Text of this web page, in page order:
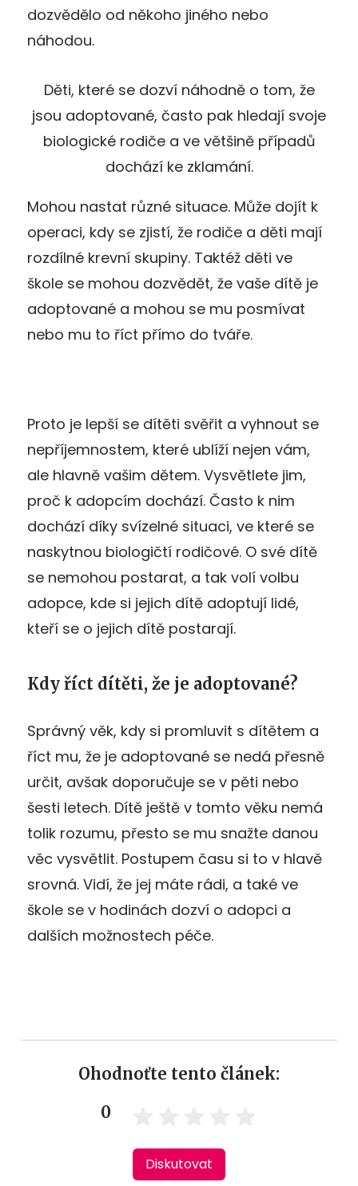
dozvědělo od někoho jiného nebo
náhodou.
Děti, které se dozví náhodně o tom, že
jsou adoptované, často pak hledají svoje
biologické rodiče a ve většině případů
dochází ke zklamání.
Mohou nastat různé situace. Může dojít k
operaci, kdy se zjistí, že rodiče a děti mají
rozdílné krevní skupiny. Taktéž děti ve
škole se mohou dozvědět, že vaše dítě je
adoptované a mohou se mu posmívat
nebo mu to říct přímo do tváře.
Proto je lepší se dítěti svěřit a vyhnout se
nepříjemnostem, které ublíží nejen vám,
ale hlavně vašim dětem. Vysvětlete jim,
proč k adopcím dochází. Často k nim
dochází díky svízelné situaci, ve které se
naskytnou biologičtí rodičové. O své dítě
se nemohou postarat, a tak volí volbu
adopce, kde si jejich dítě adoptují lidé,
kteří se o jejich dítě postarají.
Kdy říct dítěti, že je adoptované?
Správný věk, kdy si promluvit s dítětem a
říct mu, že je adoptované se nedá přesně
určit, avšak doporučuje se v pěti nebo
šesti letech. Dítě ještě v tomto věku nemá
tolik rozumu, přesto se mu snažte danou
věc vysvětlit. Postupem času si to v hlavě
srovná. Vidí, že jej máte rádi, a také ve
škole se v hodinách dozví o adopci a
dalších možnostech péče.
Ohodnoťte tento článek:
0
Diskutovat